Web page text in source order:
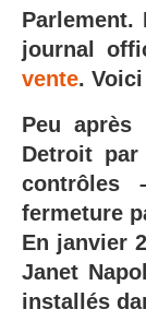
Parlement.
journal
vente.
Peu après
Detroit
contrôles
fermeture
En janvier
Janet
installés